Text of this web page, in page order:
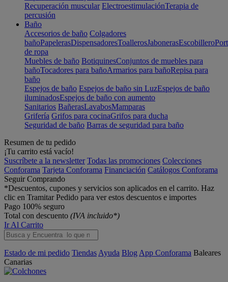
Recuperación muscular ElectroestimulaciónTerapia de
percusión
Baño
Accesorios de baño Colgadores
bañoPapelerasDispensadoresToallerosJabonerasEscobillero
de ropa
Muebles de baño BotiquinesConjuntos de muebles para
bañoTocadores para bañoArmarios para bañoRepisa para
baño
Espejos de baño Espejos de baño sin LuzEspejos de baño
iluminadosEspejos de baño con aumento
Sanitarios BañerasLavabosMamparas
Grifería Grifos para cocinaGrifos para ducha
Seguridad de baño Barras de seguridad para baño
Resumen de tu pedido
¡Tu carrito está vacío!
Suscríbete a la newsletter Todas las promociones Colecciones
Conforama Tarjeta Conforama Financiación Catálogos Conforama
Seguir Comprando
*Descuentos, cupones y servicios son aplicados en el carrito. Haz
clic en Tramitar Pedido para ver estos descuentos e importes
Pago 100% seguro
Total con descuento (IVA incluido*)
Ir Al Carrito
Estado de mi pedido Tiendas Ayuda Blog App Conforama Baleares
Canarias